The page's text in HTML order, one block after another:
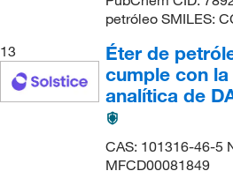
petróleo SMILES:
13
Éter de
cumple con
analítica de
CAS: 101316-46-5
MFCD00081849